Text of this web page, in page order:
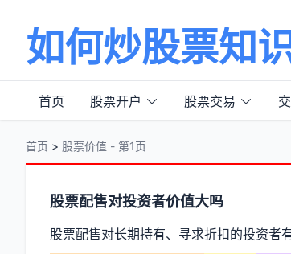
如何炒股票知
首页 股票开户 股票交易
首页 > 股票价值 - 第1页
分
类
股票配售对投资者价值大吗
股票配售对长期持有、寻求折扣的投资者